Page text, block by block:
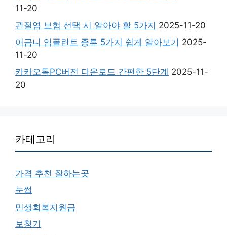
11-20
관절염 보험 선택 시 알아야 할 5가지 2025-11-20
어금니 임플란트 종류 5가지 쉽게 알아보기 2025-
11-20
카카오톡PC버전 다운로드 간편한 5단계 2025-11-
20
카테고리
가격 추천 잘하는곳
눈썹
민생회복지원금
보청기